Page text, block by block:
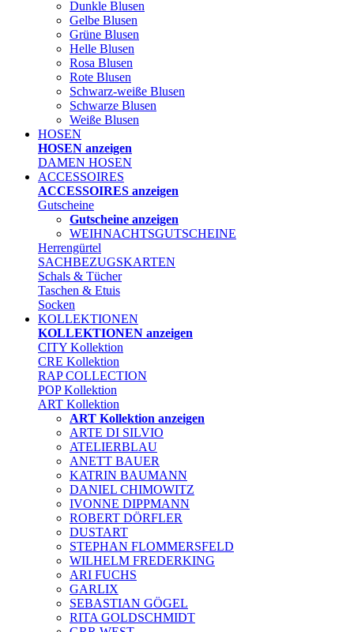
Dunkle Blusen
Gelbe Blusen
Grüne Blusen
Helle Blusen
Rosa Blusen
Rote Blusen
Schwarz-weiße Blusen
Schwarze Blusen
Weiße Blusen
HOSEN
HOSEN anzeigen
DAMEN HOSEN
ACCESSOIRES
ACCESSOIRES anzeigen
Gutscheine
Gutscheine anzeigen
WEIHNACHTSGUTSCHEINE
Herrengürtel
SACHBEZUGSKARTEN
Schals & Tücher
Taschen & Etuis
Socken
KOLLEKTIONEN
KOLLEKTIONEN anzeigen
CITY Kollektion
CRE Kollektion
RAP COLLECTION
POP Kollektion
ART Kollektion
ART Kollektion anzeigen
ARTE DI SILVIO
ATELIERBLAU
ANETT BAUER
KATRIN BAUMANN
DANIEL CHIMOWITZ
IVONNE DIPPMANN
ROBERT DÖRFLER
DUSTART
STEPHAN FLOMMERSFELD
WILHELM FREDERKING
ARI FUCHS
GARLIX
SEBASTIAN GÖGEL
RITA GOLDSCHMIDT